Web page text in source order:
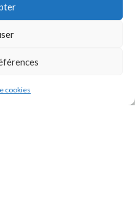
cookies